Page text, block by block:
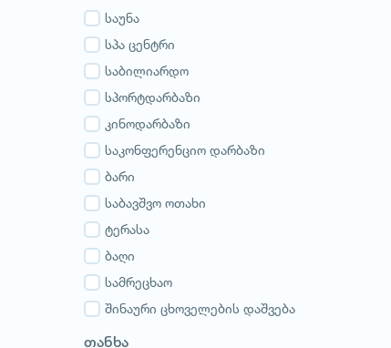
რაჭა-ლეჩხუმი
აჭარა
საუნა
სპა ცენტრი
საბილიარდო
სპორტდარბაზი
კინოდარბაზი
საკონფერენციო დარბაზი
ბარი
საბავშვო ოთახი
ტერასა
ბაღი
სამრეცხაო
შინაური ცხოველების დაშვება
თანხა